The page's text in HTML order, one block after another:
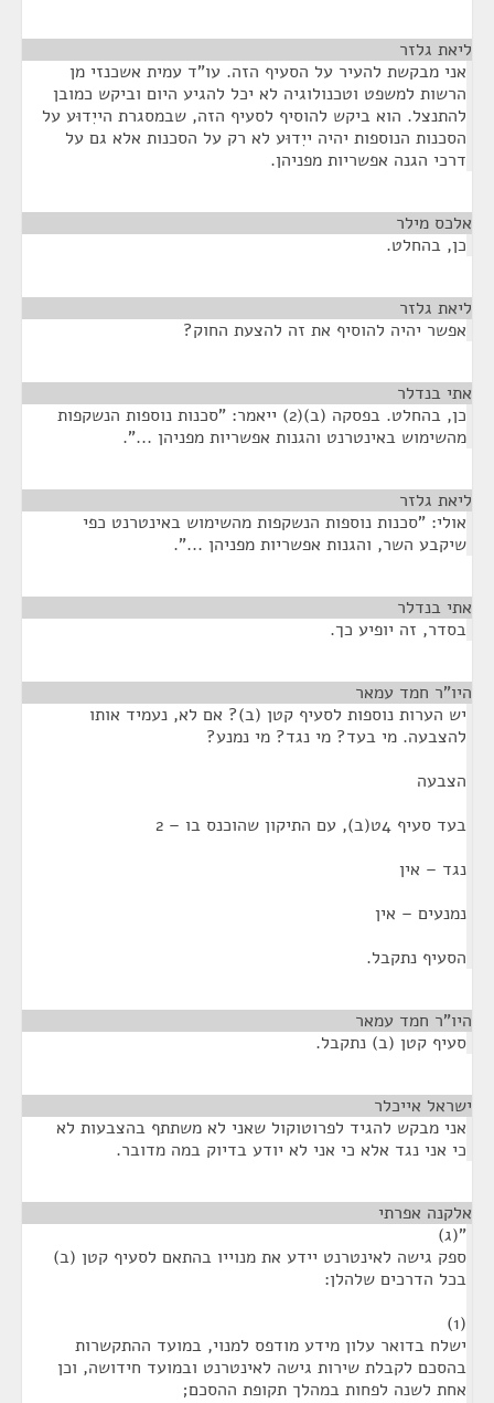
ליאת גלזר
אני מבקשת להעיר על הסעיף הזה. עו"ד עמית אשכנזי מן
הרשות למשפט וטכנולוגיה לא יכל להגיע היום וביקש כמובן
להתנצל. הוא ביקש להוסיף לסעיף הזה, שבמסגרת הייִדוּע על
הסכנות הנוספות יהיה ייִדוּע לא רק על הסכנות אלא גם על
דרכי הגנה אפשריות מפניהן.
אלכס מילר
כן, בהחלט.
ליאת גלזר
אפשר יהיה להוסיף את זה להצעת החוק?
אתי בנדלר
כן, בהחלט. בפסקה (ב)(2) ייאמר: "סכנות נוספות הנשקפות
מהשימוש באינטרנט והגנות אפשריות מפניהן ...".
ליאת גלזר
אולי: "סכנות נוספות הנשקפות מהשימוש באינטרנט כפי
שיקבע השר, והגנות אפשריות מפניהן ...".
אתי בנדלר
בסדר, זה יופיע כך.
היו"ר חמד עמאר
יש הערות נוספות לסעיף קטן (ב)? אם לא, נעמיד אותו
להצבעה. מי בעד? מי נגד? מי נמנע?
הצבעה
בעד סעיף 4ט(ב), עם התיקון שהוכנס בו – 2
נגד – אין
נמנעים – אין
הסעיף נתקבל.
היו"ר חמד עמאר
סעיף קטן (ב) נתקבל.
ישראל אייכלר
אני מבקש להגיד לפרוטוקול שאני לא משתתף בהצבעות לא
כי אני נגד אלא כי אני לא יודע בדיוק במה מדובר.
אלקנה אפרתי
"(ג)
ספק גישה לאינטרנט יידע את מנוייו בהתאם לסעיף קטן (ב)
בכל הדרכים שלהלן:
(1)
ישלח בדואר עלון מידע מודפס למנוי, במועד ההתקשרות
בהסכם לקבלת שירות גישה לאינטרנט ובמועד חידושה, וכן
אחת לשנה לפחות במהלך תקופת ההסכם;